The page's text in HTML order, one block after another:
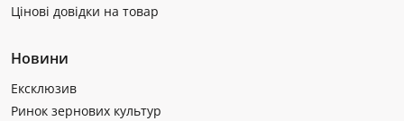
Цінові довідки на товар
Новини
Ексклюзив
Ринок зернових культур